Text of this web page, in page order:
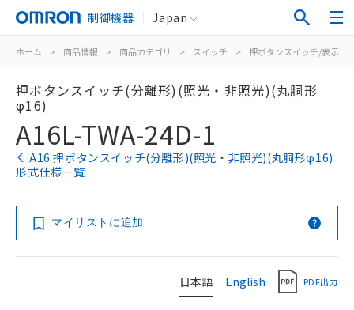
制御機器 Japan
ホーム > 商品情報 > 商品カテゴリ > スイッチ > 押ボタンスイッチ/表示灯
押ボタンスイッチ(分離形)(照光・非照光)(丸胴形
φ16)
A16L-TWA-24D-1
A16 押ボタンスイッチ(分離形)(照光・非照光)(丸胴形φ16)
形式仕様一覧
マイリストに追加
日本語 English PDF出力